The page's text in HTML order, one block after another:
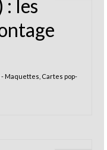
: les
- Maquettes Cartes pop-